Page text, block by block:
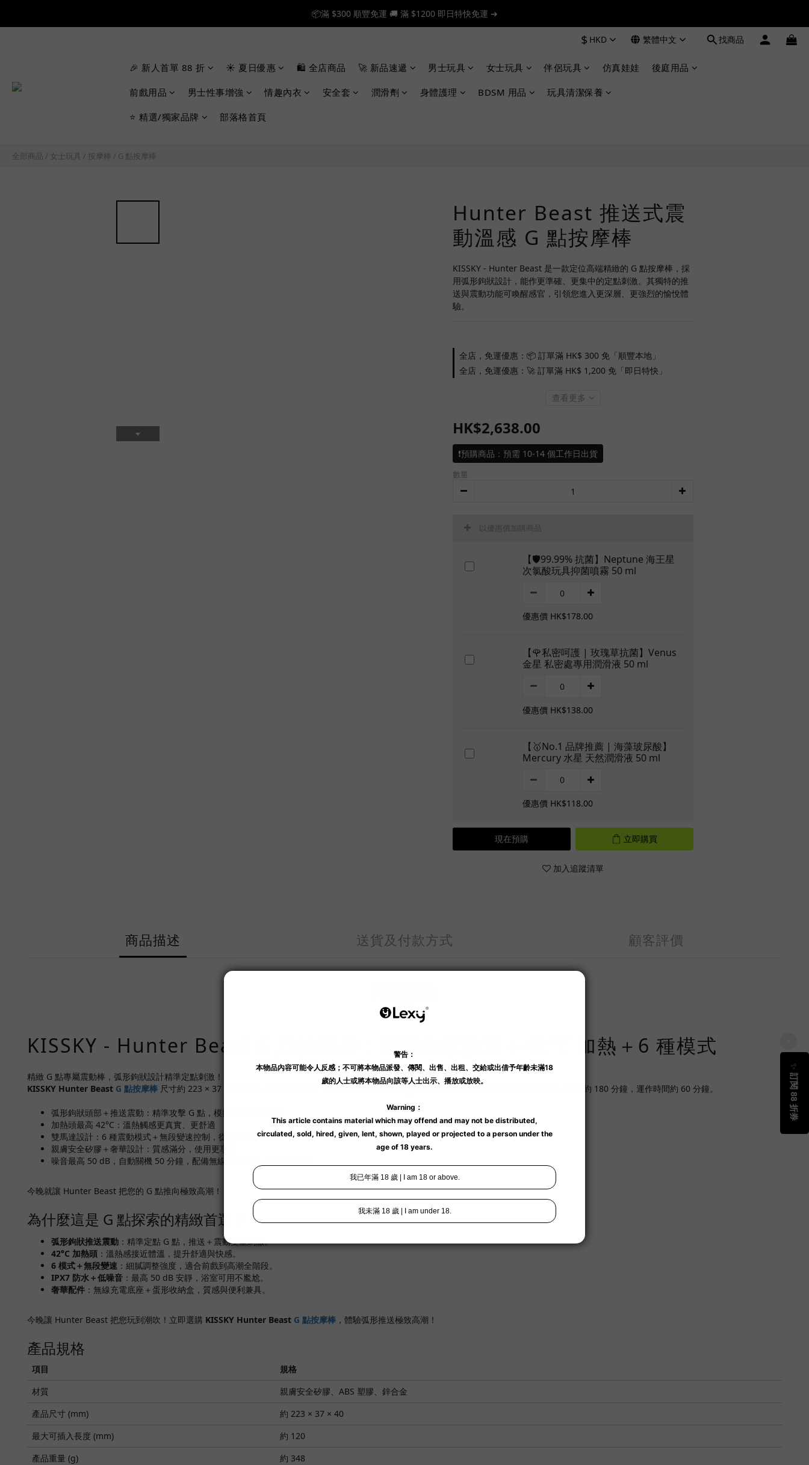
📦滿 $300 順豐免運 🚚 滿 $1200 即日特快免運 ➔
📦滿 $300 順豐免運 🚚 滿 $1200 即日特快免運 ➔
📦滿 $300 順豐免運 🚚 滿 $1200 即日特快免運 ➔
$ HKD 繁體中文 找商品
🎉 新人首單 88 折 ☀️ 夏日優惠 🛍️ 全店商品 🚀 新品速遞 男士玩具 女士玩具 伴侶玩具 仿真娃娃 後庭用品
前戲用品 男士性事增強 情趣內衣 安全套 潤滑劑 身體護理 BDSM 用品 玩具清潔保養
⭐ 精選/獨家品牌 部落格首頁
全部商品 / 女士玩具 / 按摩棒 / G 點按摩棒
Hunter Beast 推送式震
動溫感 G 點按摩棒
KISSKY - Hunter Beast 是一款定位高端精緻的 G 點按摩棒，採
用弧形鉤狀設計，能作更準確、更集中的定點刺激。其獨特的推
送與震動功能可喚醒感官，引領您進入更深層、更強烈的愉悅體
驗。
全店，免運優惠：📦 訂單滿 HK$ 300 免「順豐本地」
全店，免運優惠：🚀 訂單滿 HK$ 1,200 免「即日特快」
查看更多
HK$2,638.00
❗預購商品：預需 10-14 個工作日出貨
數量
以優惠價加購商品
【🛡️99.99% 抗菌】Neptune 海王星
次氯酸玩具抑菌噴霧 50 ml
優惠價 HK$178.00
【🌹私密呵護 | 玫瑰草抗菌】Venus
金星 私密處專用潤滑液 50 ml
優惠價 HK$138.00
【🥇No.1 品牌推薦 | 海藻玻尿酸】
Mercury 水星 天然潤滑液 50 ml
優惠價 HK$118.00
現在預購 立即購買
加入追蹤清單
商品描述 送貨及付款方式 顧客評價
KISSKY - Hunter Beast ：弧形鉤狀推送＋42°C 加熱＋6 種模式
精緻 G 點專屬震動棒，弧形鉤狀設計精準定點刺激！
KISSKY Hunter Beast G 點按摩棒 尺寸約 223 × 37 × 40 mm，可插入長度約 120 mm，重量約 348 g，IPX7 防水，無線充電 1000mAh 電池，充電約 180 分鐘，運作時間約 60 分鐘。
弧形鉤狀頭部＋推送震動：精準攻擊 G 點，模擬真實推送節奏
加熱頭最高 42°C：溫熱觸感更真實、更舒適
雙馬達設計：6 種震動模式＋無段變速控制，從溫柔到狂野隨心切換
親膚安全矽膠＋奢華設計：質感滿分，使用更享受
噪音最高 50 dB，自動關機 50 分鐘，配備無線充電底座＋蛋形收納盒
今晚就讓 Hunter Beast 把您的 G 點推向極致高潮！
為什麼這是 G 點探索的精緻首選？
弧形鉤狀推送震動 ：精準定點 G 點，推送＋震動雙重刺激。
42°C 加熱頭 ：溫熱感接近體溫，提升舒適與快感。
6 模式＋無段變速 ：細膩調整強度，適合前戲到高潮全階段。
IPX7 防水＋低噪音 ：最高 50 dB 安靜，浴室可用不尷尬。
奢華配件 ：無線充電底座＋蛋形收納盒，質感與便利兼具。
今晚讓 Hunter Beast 把您玩到潮吹！立即選購 KISSKY Hunter Beast G 點按摩棒 ，體驗弧形推送極致高潮！
產品規格
項目
規格
材質
親膚安全矽膠、ABS 塑膠、鋅合金
產品尺寸 (mm)
約 223 × 37 × 40
最大可插入長度 (mm)
約 120
產品重量 (g)
約 348